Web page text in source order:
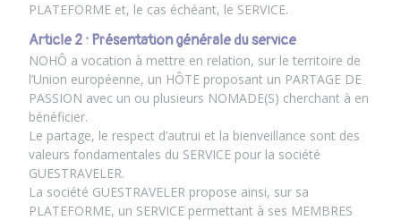
PLATEFORME et, le cas échéant, le SERVICE.
Article 2 : Présentation générale du service
NOHÔ a vocation à mettre en relation, sur le territoire de
l’Union européenne, un HÔTE proposant un PARTAGE DE
PASSION avec un ou plusieurs NOMADE(S) cherchant à en
bénéficier.
Le partage, le respect d’autrui et la bienveillance sont des
valeurs fondamentales du SERVICE pour la société
GUESTRAVELER.
La société GUESTRAVELER propose ainsi, sur sa
PLATEFORME, un SERVICE permettant à ses MEMBRES